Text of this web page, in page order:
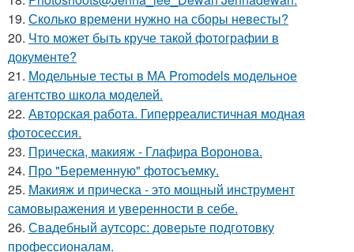
19. Сколько времени нужно на сборы невесты?
20. Что может быть круче такой фотографии в
документе?
21. Модельные тесты в МА Promodels модельное
агентство школа моделей.
22. Авторская работа. Гиперреалистичная модная
фотосессия.
23. Прическа, макияж - Глафира Воронова.
24. Про "Беременную" фотосъемку.
25. Макияж и прическа - это мощный инструмент
самовыражения и уверенности в себе.
26. Свадебный аутсорс: доверьте подготовку
профессионалам.